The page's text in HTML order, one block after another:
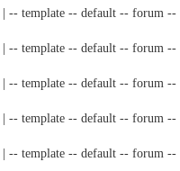
| -- template -- default -- forum
| -- template -- default -- forum
| -- template -- default -- forum
| -- template -- default -- forum
| -- template -- default -- forum